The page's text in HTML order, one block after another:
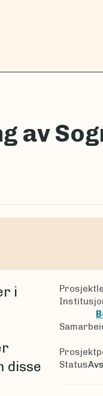
av
i
disse
Status